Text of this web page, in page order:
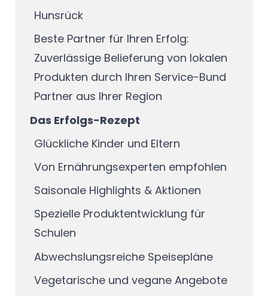
Hunsrück
Beste Partner für Ihren Erfolg:
Zuverlässige Belieferung von lokalen
Produkten durch Ihren Service-Bund
Partner aus Ihrer Region
Das Erfolgs-Rezept
Glückliche Kinder und Eltern
Von Ernährungsexperten empfohlen
Saisonale Highlights & Aktionen
Spezielle Produktentwicklung für
Schulen
Abwechslungsreiche Speisepläne
Vegetarische und vegane Angebote